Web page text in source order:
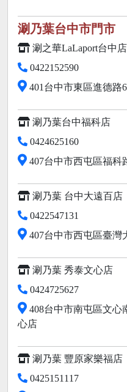
涮乃葉台中市門市
涮之華LaLaport台中店
0422152590
401台中市東區進德路
涮乃葉台中福科店
0424625160
407台中市西屯區福科
涮乃葉 台中大遠百店
0422547131
407台中市西屯區臺灣
涮乃葉 秀泰文心店
0424725627
408台中市南屯區文心
心店
涮乃葉 豐原家樂福店
0425151117